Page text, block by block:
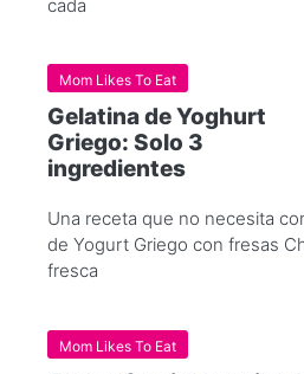
cada
Mom Likes To Eat
Gelatina de Yoghurt
Griego: Solo 3
ingredientes
Una receta que no necesita
de Yogurt Griego con fresas
fresca
Mom Likes To Eat